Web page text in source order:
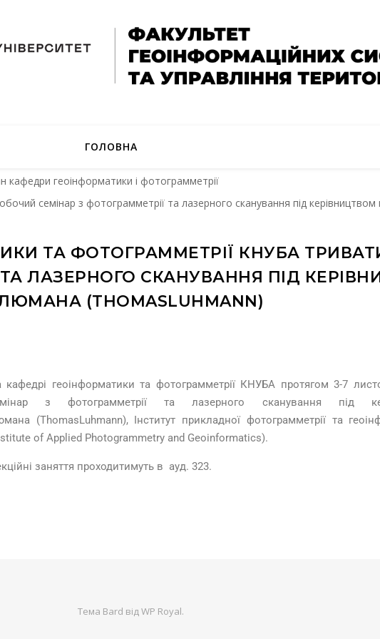
ГОЛОВНА
кафедри геоінформатики і фотограмметрії
семінар з фотограмметрії та лазерного сканування під
ТА ФОТОГРАММЕТРІЇ КНУБА
ЛАЗЕРНОГО СКАНУВАННЯ ПІД
(THOMASLUHMANN)
кафедрі геоінформатики та фотограмметрії КНУБА протягом 3-7
з фотограмметрії та лазерного сканування під
(ThomasLuhmann), Інститут прикладної фотограмметрії та
of Applied Photogrammetry and Geoinformatics).
заняття проходитимуть в ауд. 323.
Тема Bard відWP Royal.